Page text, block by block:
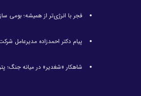
فجر با انرژی‌تر از همیشه؛ بومی
پیام دکتر احمدزاده مدیرعامل
شاهکار «شغدیر» در میانه جنگ؛